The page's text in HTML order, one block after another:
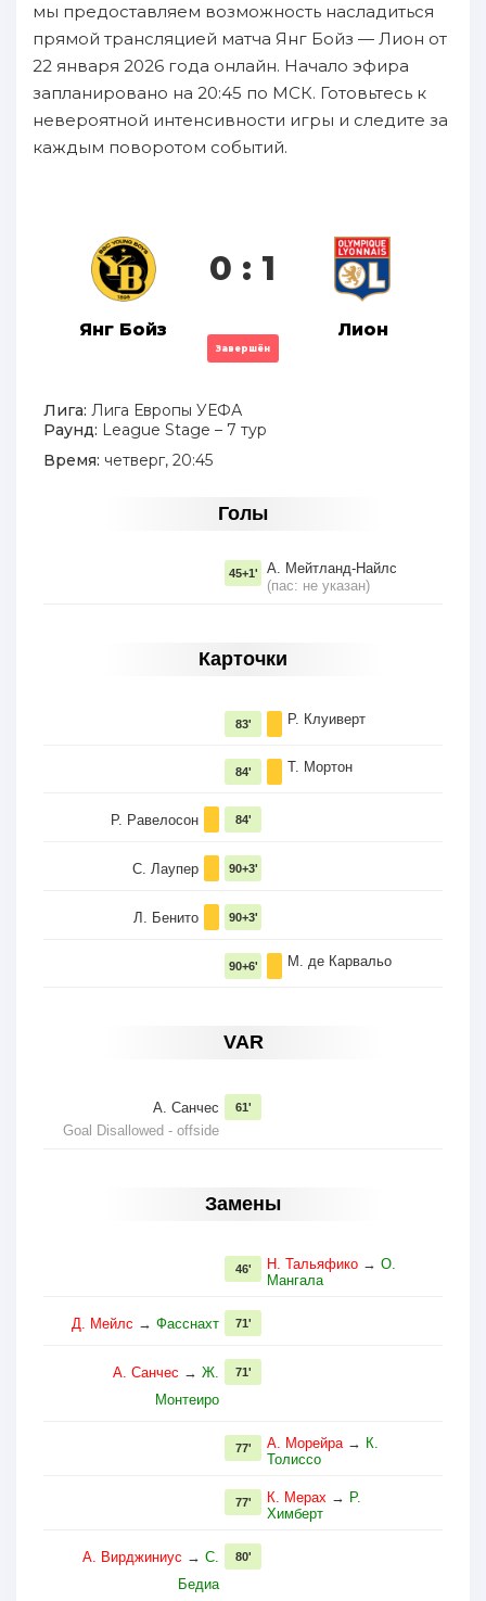
мы предоставляем возможность насладиться
прямой трансляцией матча Янг Бойз — Лион от
22 января 2026 года онлайн. Начало эфира
запланировано на 20:45 по МСК. Готовьтесь к
невероятной интенсивности игры и следите за
каждым поворотом событий.
Янг Бойз
0 : 1
Завершён
Лион
Лига: Лига Европы УЕФА
Раунд: League Stage – 7 тур
Время: четверг, 20:45
Голы
А. Мейтланд-Найлс
(пас: не указан)
45+1'
Карточки
Р. Клуиверт
83'
Т. Мортон
84'
Р. Равелосон 84'
С. Лаупер 90+3'
Л. Бенито 90+3'
М. де Карвальо
90+6'
VAR
А. Санчес
Goal Disallowed - offside
61'
Замены
Н. Тальяфико → О.
Мангала
46'
Д. Мейлс → Фасснахт 71'
А. Санчес → Ж.
Монтеиро
71'
А. Морейра→ К.
Толиссо
77'
К. Мерах → Р.
Химберт
77'
А. Вирджиниус → С.
Бедиа
80'